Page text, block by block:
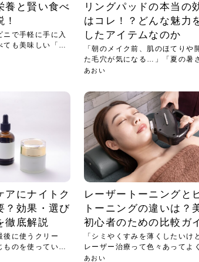
養と賢い食べ
ニで手軽に手に入
ても美味しい「冷
リングパッドの本当の
はコレ！？どんな魅力
したアイテムなのか
「朝のメイク前、肌のほてりや
た毛穴が気になる…」「夏の暑
肌が...
あおい
アにナイトク
？効果・選び
徹底解説
後に使うクリー
ものを使っていま
レーザートーニングと
トーニングの違いは？
初心者のための比較ガ
「シミやくすみを薄くしたいけ
レーザー治療って色々あってよ
から...
あおい